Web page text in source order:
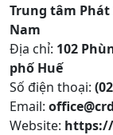
Trung tâm
Nam
Địa chỉ: 102
phố Huế
Số điện thoại:
Email:
Website: